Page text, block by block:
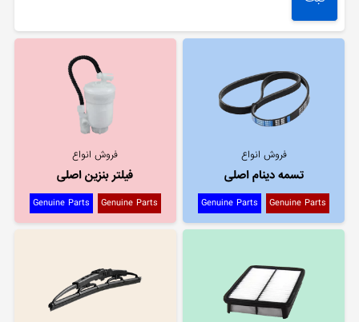
فروش انواع
تسمه دینام اصلی
Genuine Parts
Genuine Parts
فروش انواع
فیلتر بنزین اصلی
Genuine Parts
Genuine Parts